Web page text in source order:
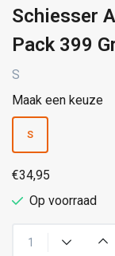
Schiesser
Pack 399
S
Maak een keuze
S
€34,95
Op voorraad